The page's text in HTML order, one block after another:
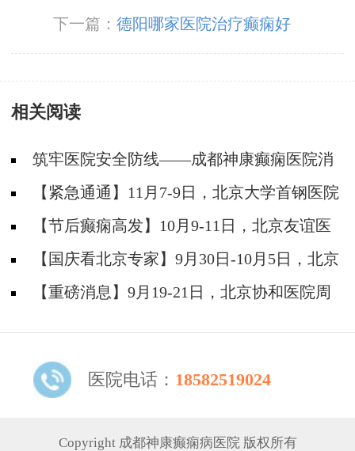
下一篇：德阳哪家医院治疗癫痫好
相关阅读
筑牢医院安全防线——成都神康癫痫医院消
防安全培训纪实
【紧急通通】11月7-9日，北京大学首钢医院
神经内科胡颖教授亲临成都会诊，破解癫痫疑难
【节后癫痫高发】10月9-11日，北京友谊医
院陈葵博士免费会诊+治疗援助，破解癫痫难
题！
【国庆看北京专家】9月30日-10月5日，北京
天坛&首钢医院两大专家蓉城亲诊+癫痫大额救
【重磅消息】9月19-21日，北京协和医院周
线！
医院电话： 18582519024
Copyright 成都神康癫痫病医院 版权所有